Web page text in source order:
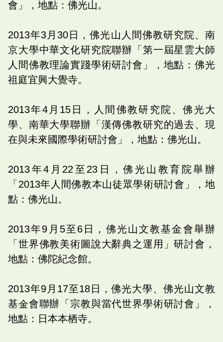
會」，地點：佛光山。
2013年3月30日，佛光山人間佛教研究院、南
京大學中華文化研究院聯辦「第一屆星雲大師
人間佛教理論實踐學術研討會」，地點：佛光
祖庭宜興大覺寺。
2013年4月15日，人間佛教研究院、佛光大
學、南華大學聯辦「漢傳佛教研究的過去、現
在與未來國際學術研討會」，地點：佛光山。
2013年4月22至23日，佛光山教育院舉辦
「2013年人間佛教本山徒眾學術研討會」，地
點：佛光山。
2013年9月5至6日，佛光山文教基金會舉辦
「世界佛教美術圖說大辭典之運用」研討會，
地點：佛陀紀念館。
2013年9月17至18日，佛光大學、佛光山文教
基金會聯辦「宗教與當代世界學術研討會」，
地點：日本本栖寺。